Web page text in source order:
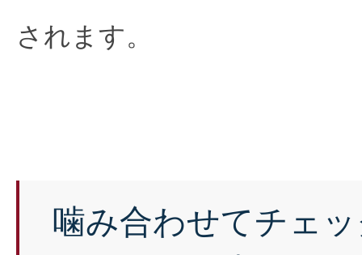
されます。
噛み合わせてチェ